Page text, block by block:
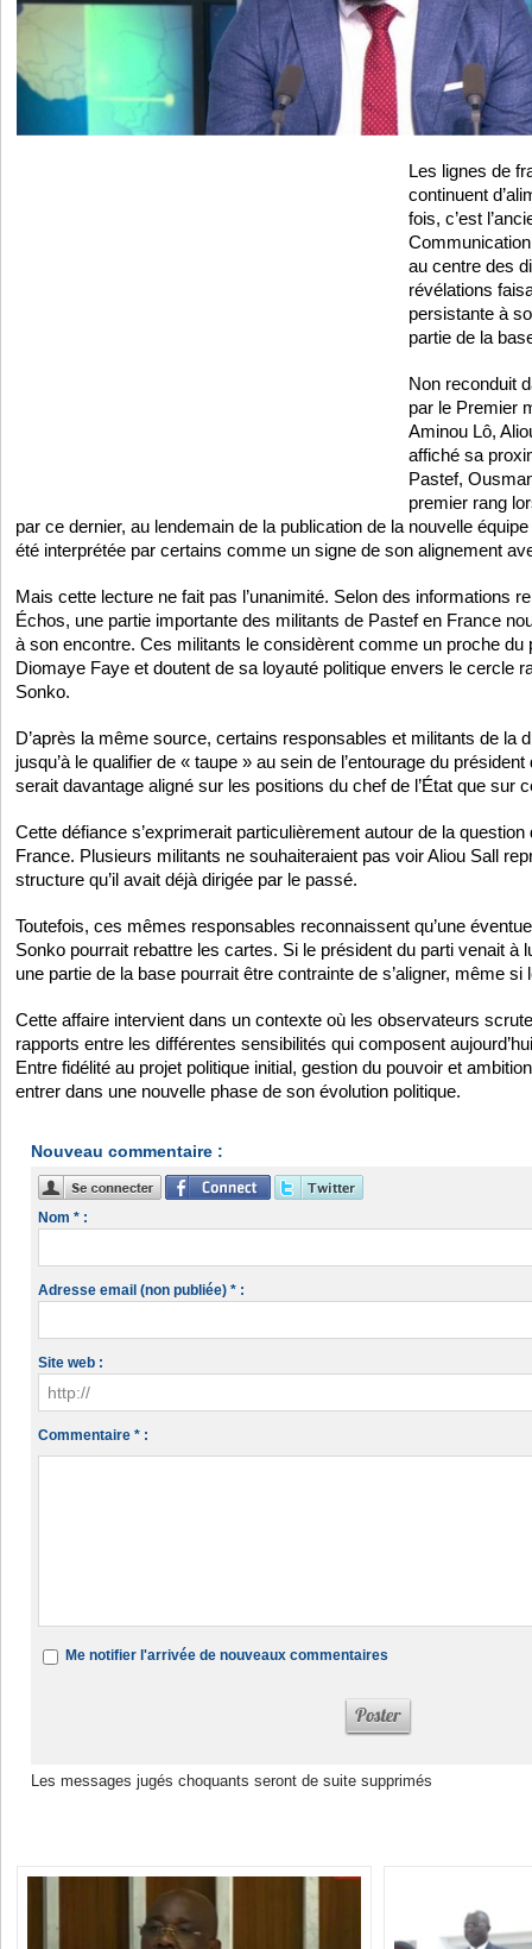
Les lignes de
continuent
fois, c’est
au centre des
révélations
persistante à
partie de la
Non reconduit
par le Premier
Aminou Lô,
affiché sa
Pastef,
premier rang
par ce dernier, au lendemain de la publication de la nouvelle
été interprétée par certains comme un signe de son alignement
Mais cette lecture ne fait pas l’unanimité. Selon des informations
Échos, une partie importante des militants de Pastef en France
à son encontre. Ces militants le considèrent comme un proche du
Diomaye Faye et doutent de sa loyauté politique envers le cercle
Sonko.
D’après la même source, certains responsables et militants de la
jusqu’à le qualifier de « taupe » au sein de l’entourage du
serait davantage aligné sur les positions du chef de l’État que sur
Cette défiance s’exprimerait particulièrement autour de la
France. Plusieurs militants ne souhaiteraient pas voir Aliou Sall
structure qu’il avait déjà dirigée par le passé.
Toutefois, ces mêmes responsables reconnaissent qu’une
Sonko pourrait rebattre les cartes. Si le président du parti venait à
une partie de la base pourrait être contrainte de s’aligner, même
Cette affaire intervient dans un contexte où les observateurs
rapports entre les différentes sensibilités qui composent
Entre fidélité au projet politique initial, gestion du pouvoir et
entrer dans une nouvelle phase de son évolution politique.
Nouveau commentaire :
Nom * :
Adresse email (non publiée) * :
Site web :
Commentaire * :
Me notifier l'arrivée de nouveaux commentaires
Les messages jugés choquants seront de suite supprimés